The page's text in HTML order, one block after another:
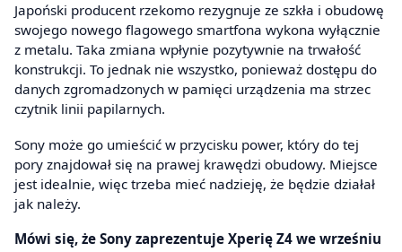
Japoński producent rzekomo rezygnuje ze szkła i obudowę
swojego nowego flagowego smartfona wykona wyłącznie
z metalu. Taka zmiana wpłynie pozytywnie na trwałość
konstrukcji. To jednak nie wszystko, ponieważ dostępu do
danych zgromadzonych w pamięci urządzenia ma strzec
czytnik linii papilarnych.
Sony może go umieścić w przycisku power, który do tej
pory znajdował się na prawej krawędzi obudowy. Miejsce
jest idealnie, więc trzeba mieć nadzieję, że będzie działał
jak należy.
Mówi się, że Sony zaprezentuje Xperię Z4 we wrześniu